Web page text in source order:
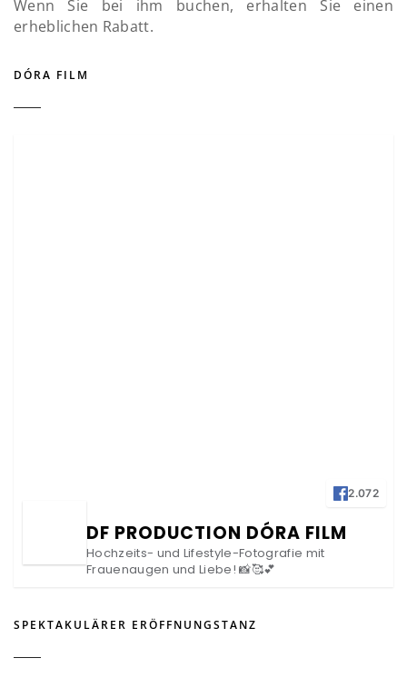
Wenn Sie bei ihm buchen, erhalten Sie einen
erheblichen Rabatt.
DÓRA FILM
2.072
DF PRODUCTION DÓRA FILM
Hochzeits- und Lifestyle-Fotografie mit
Frauenaugen und Liebe! 📸🥰💕
SPEKTAKULÄRER ERÖFFNUNGSTANZ